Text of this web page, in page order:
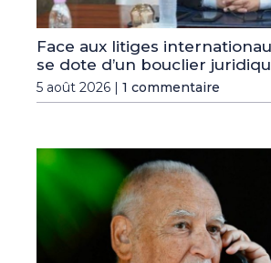
Face aux litiges
se dote d’un bouclier
5 août 2026 | 1 commentaire